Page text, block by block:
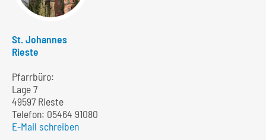
St. Johannes
Rieste
Pfarrbüro:
Lage 7
49597 Rieste
Telefon: 05464 91080
E-Mail schreiben